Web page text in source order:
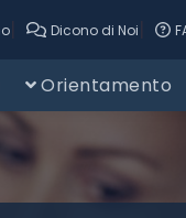
| Dicono di Noi|
Orientamento